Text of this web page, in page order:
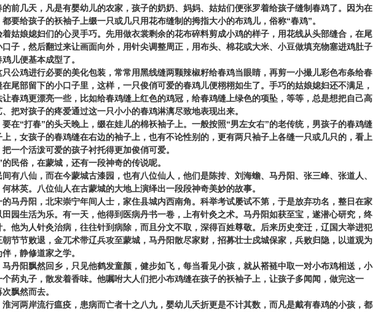
的前几天，凡是有婴幼儿的农家，孩子的奶奶、妈妈、姑姑们便张罗着给孩子缝制春鸡了。因为在
要给孩子的袄袖子上缀一只或几只用花布缝制的拇指大小的布鸡儿，俗称“春鸡”。
姑娘媳妇们的心灵手巧。先用做衣裳剩余的花布碎料剪成小鸡的样子，用花线从头部缝合，在尾
子，然后翻过来让画面向外，用针尖调整周正，用布头、棉花或大米、小豆做填充物塞进鸡肚子
儿便基本成型了。
公鸡进行必要的美化包装，常常用黑线缝两颗辣椒籽给春鸡当眼睛，再剪一小撮儿彩色布条给春
尾部留下的小口子里，这样，一只俊俏可爱的春鸡儿便栩栩如生了。手巧的姑娘媳妇还不满足，
让春鸡更漂亮一些，比如给春鸡缝上红色的鸡冠，给春鸡缝上绿色的项坠，等等，总是想把自己高
把对孩子的疼爱通过这一只小小的春鸡淋漓尽致地表现出来。
在“打春”的头天晚上，缀在娃儿的棉袄袖子上。一般按照“男左女右”的老传统，男孩子的春鸡缝
，女孩子的春鸡缝在右边的袖子上，也有不论性别的，更有两只袖子上各缝一只或几只的，看上
一个活泼可爱的孩子衬托得更加俊俏可爱。
民俗，在蒙城，还有一段神奇的传说呢。
有八仙，而在今蒙城古漆园，也有八位仙人，他们是陈抟、刘海蟾、马丹阳、张三峰、张道人、
林英。八位仙人在古蒙城的大地上演绎出一段段神奇美妙的故事。
马丹阳，北宋崇宁年间人士，家住县城内西南角。科举考试屡试不第，于是放弃功名，整日在家
园生活为乐。有一天，他得到医病丹书一卷，上有针灸之术。马丹阳如获至宝，遂潜心研究，终
他为人针灸治病，往往针到病除，而且分文不取，深得百姓尊敬。后来历史变迁，辽国大举进犯
节节败退，金兀术带辽兵攻至蒙城，马丹阳散尽家财，招募壮士戍城保家，兵败归隐，以道观为
，静修道家之学。
丹阳飘然回乡，只见他鹤发童颜，健步如飞，每当看见小孩，就从褡裢中取一对小布鸡相送，小
药丸子，散发着香味。他嘱咐大人们把小布鸡缝在孩子的袄袖子上，让孩子多闻闻，做完这一
飘然而去。
河两岸流行瘟疫，患病而亡者十之八九，婴幼儿夭折更是不计其数，而凡是戴有春鸡的小孩，都